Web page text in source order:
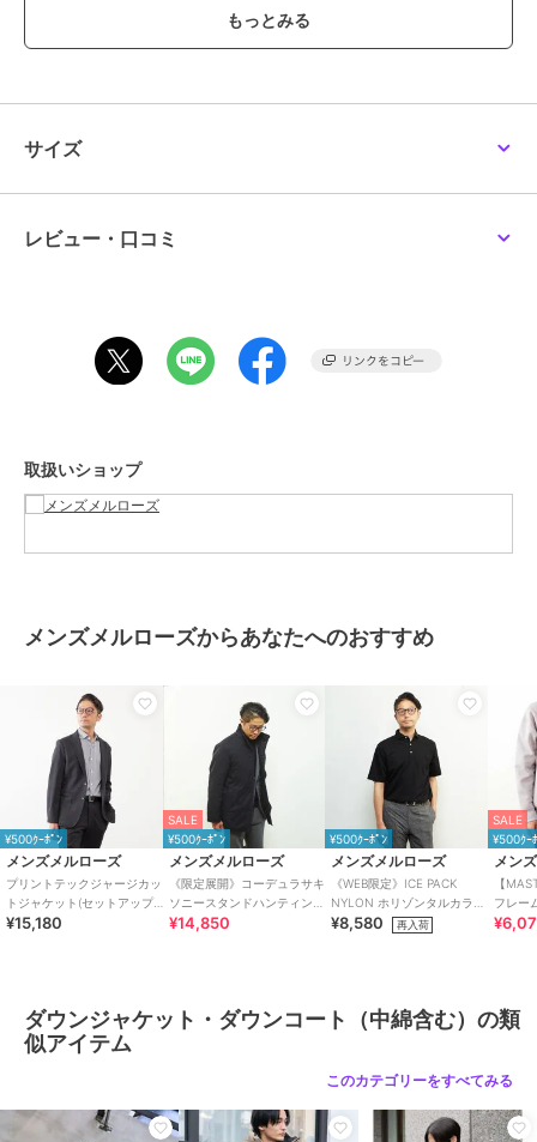
カジュアルはもちろん、キレイめなボトムとの合わせもバランスよく
・ハリ感のあるCORDURA NYLONに環境配慮型高耐久撥水加工の
【CLIMASHIELD COMBAT(クライマシールドコンバット) 】
戦地や険しい自然など過酷な環境での使用の為に開発された中綿。
多湿な環境でも保温性を発揮する。
model:H179 B95 W84 H98 着用サイズ4(L)
ブランド メンズメルローズ
ショップ メンズメルローズ
商品カテゴリ
アウター・ジャケット・コート
／ ダウンジャケット・ダウンコ
ート（中綿含む）
性別タイプ
メンズ
アウター・ジャケット・コート
／ダウンジャケット・ダウンコ
サイズ 2(S),3(M),4(L)
100% 中わた:ポリエステル100%
商品のお取り扱い方法
サイズ
レビュー・口コミ
取扱いショップ
メンズメルローズからあなたへのおすすめ
¥500ｸｰﾎﾟﾝ
メンズメルローズ
プリントテックジャージカッ
トジャケット(セットアップ
可)
¥15,180
SALE
¥500ｸｰﾎﾟﾝ
メンズメルローズ
《限定展開》コーデュラサキ
ソニースタンドハンティング
ジャケット
¥14,850
¥500ｸｰﾎﾟﾝ
メンズメルローズ
《WEB限定》ICE PACK
NYLON ホリゾンタルカラー
ポロシャツ | 接触冷感 / 速乾
¥8,580 再入荷
SALE
¥500ｸｰ
メン
【
フレー
ー
ダウンジャケット・ダウンコート（中綿含む）の類
似アイテム
このカテゴリーをすべてみる